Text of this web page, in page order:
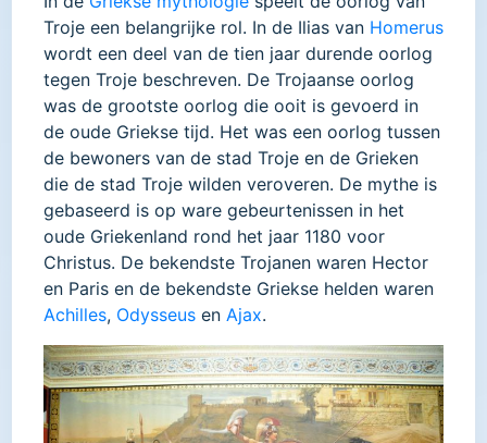
Troje een belangrijke rol. In de Ilias van Homerus
wordt een deel van de tien jaar durende oorlog
tegen Troje beschreven. De Trojaanse oorlog
was de grootste oorlog die ooit is gevoerd in
de oude Griekse tijd. Het was een oorlog tussen
de bewoners van de stad Troje en de Grieken
die de stad Troje wilden veroveren. De mythe is
gebaseerd is op ware gebeurtenissen in het
oude Griekenland rond het jaar 1180 voor
Christus. De bekendste Trojanen waren Hector
en Paris en de bekendste Griekse helden waren
Achilles, Odysseus en Ajax.